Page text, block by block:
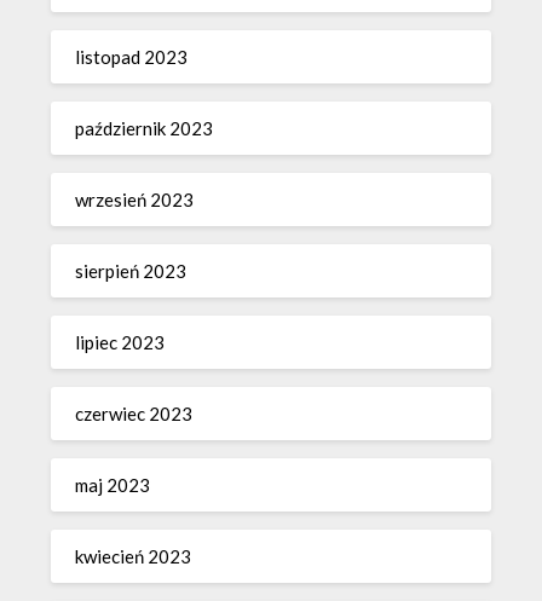
listopad 2023
październik 2023
wrzesień 2023
sierpień 2023
lipiec 2023
czerwiec 2023
maj 2023
kwiecień 2023